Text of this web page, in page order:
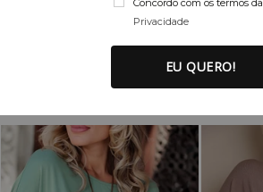
Concordo com os termos da
Privacidade
EU QUERO!